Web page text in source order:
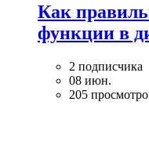
Как
функции в
2 подписчика
08 июн.
205